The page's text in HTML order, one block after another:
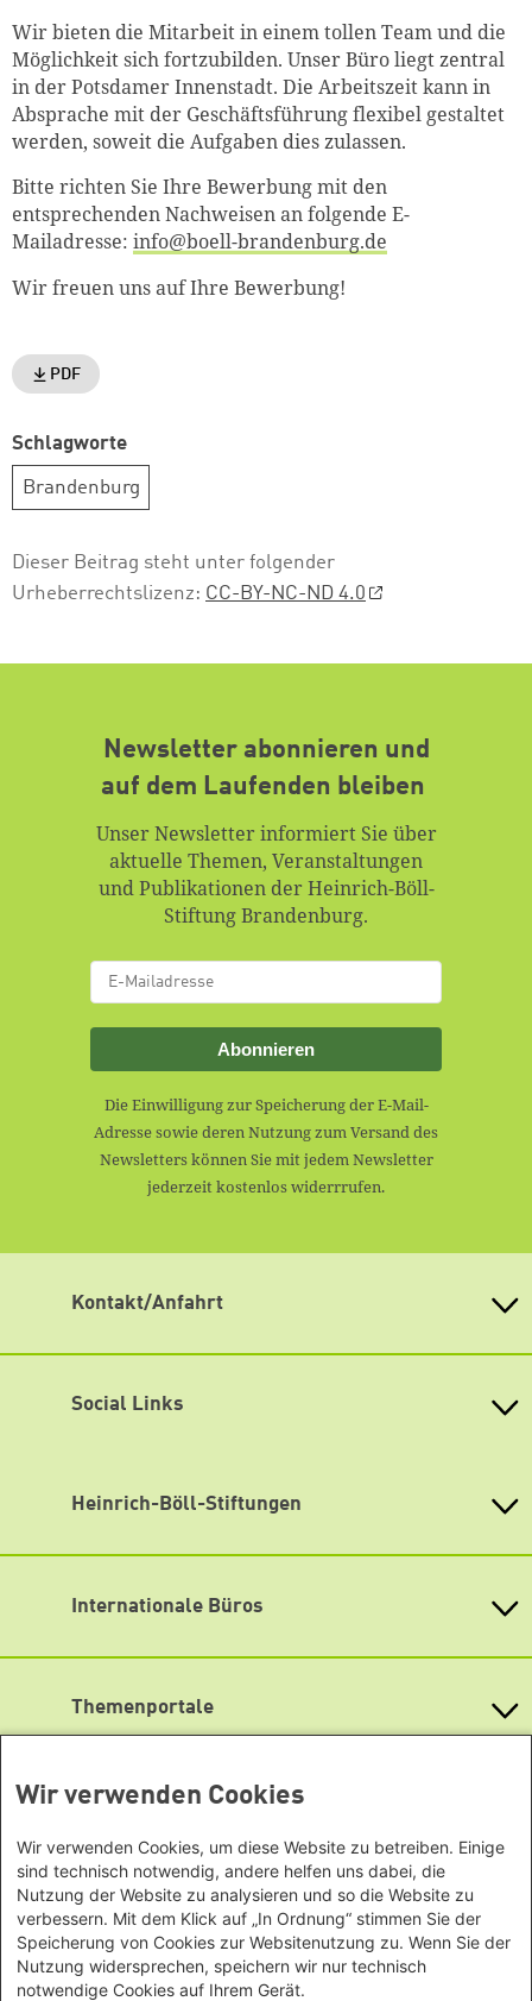
Wir bieten die Mitarbeit in einem tollen Team und die
Möglichkeit sich fortzubilden. Unser Büro liegt zentral
in der Potsdamer Innenstadt. Die Arbeitszeit kann in
Absprache mit der Geschäftsführung flexibel gestaltet
werden, soweit die Aufgaben dies zulassen.
Bitte richten Sie Ihre Bewerbung mit den
entsprechenden Nachweisen an folgende E-
Mailadresse: info@boell-brandenburg.de
Wir freuen uns auf Ihre Bewerbung!
PDF
Schlagworte
Brandenburg
Dieser Beitrag steht unter folgender
Urheberrechtslizenz: CC-BY-NC-ND 4.0
Newsletter abonnieren und
auf dem Laufenden bleiben
Unser Newsletter informiert Sie über
aktuelle Themen, Veranstaltungen
und Publikationen der Heinrich-Böll-
Stiftung Brandenburg.
Abonnieren
Die Einwilligung zur Speicherung der E-Mail-
Adresse sowie deren Nutzung zum Versand des
Newsletters können Sie mit jedem Newsletter
jederzeit kostenlos widerrrufen.
Kontakt/Anfahrt
Anmeldung zu Veranstaltungen:
Geschäftsstelle.
Lageplan
Newsletter abonnieren
Social Links
Instagram
Heinrich-Böll-Stiftungen
Heinrich-Böll-Stiftungen in den
Baden-Württemberg
Hamburg
Hessen
Mecklenburg-Vorpommern
Niedersachsen
Nordrhein-Westfalen
Rheinland-Pfalz
Saarland
Internationale Büros
Büro Neu-Delhi - Indien
Büro Phnom Penh - Kambodscha
Büro Seoul - Ostasien | Globaler
Afrika
Büro Horn von Afrika -
Somalia/Somaliland, Sudan,
Äthiopien
Büro Nairobi - Kenia, Uganda,
Themenportale
Grüne Akademie
GreenCampus Weiterbildung
Archiv Grünes Gedächtnis
Studienwerk
Mediatheken
Info Hub Plastic
Antifeminismus begegnen
Gender Mediathek
Grüne Websites
Bündnis 90 / Die Grünen
Bundestagsfraktion
Wir verwenden Cookies
Wir verwenden Cookies, um diese Website zu betreiben. Einige
sind technisch notwendig, andere helfen uns dabei, die
Nutzung der Website zu analysieren und so die Website zu
verbessern. Mit dem Klick auf „In Ordnung“ stimmen Sie der
Speicherung von Cookies zur Websitenutzung zu. Wenn Sie der
Nutzung widersprechen, speichern wir nur technisch
notwendige Cookies auf Ihrem Gerät.